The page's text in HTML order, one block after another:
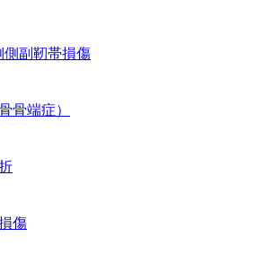
側副靭帯損傷
骨端症）
傷